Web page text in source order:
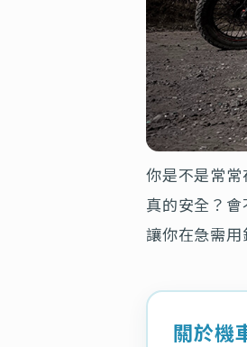
你是不是常
真的安全？
讓你在急需用
關於機